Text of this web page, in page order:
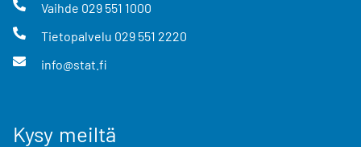
Vaihde 029 551 1000
Tietopalvelu 029 551 2220
info@stat.fi
Kysy meiltä